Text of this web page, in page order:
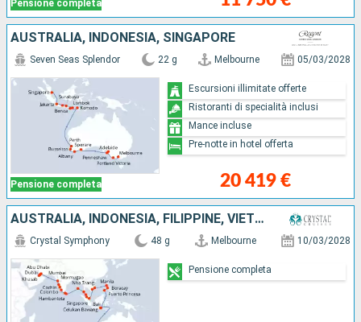
Pensione completa
AUSTRALIA, INDONESIA, SINGAPORE
Pensione completa
Seven Seas Splendor 22 g Melbourne 05/03/2028
20 419 €
Escursioni illimitate offerte
Ristoranti di specialità inclusi
Mance incluse
Pre-notte in hotel offerta
AUSTRALIA, INDONESIA, FILIPPINE, VIETNAM, SINGAPORE, MALESIA, THAILANDIA, SRI LANKA, INDIA, OMAN, EMIRATI ARABI UNITI
Crystal Symphony 48 g Melbourne 10/03/2028
Pensione completa